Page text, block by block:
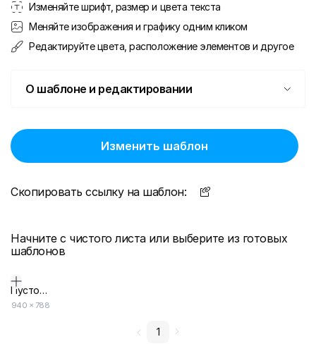
Изменяйте шрифт, размер и цвета текста
Меняйте изображения и графику одним кликом
Редактируйте цвета, расположение элементов и другое
О шаблоне и редактировании
Изменить шаблон
Скопировать ссылку на шаблон:
Начните с чистого листа или выберите из готовых
шаблонов
Пустой дизайн-макет
940 × 788
1